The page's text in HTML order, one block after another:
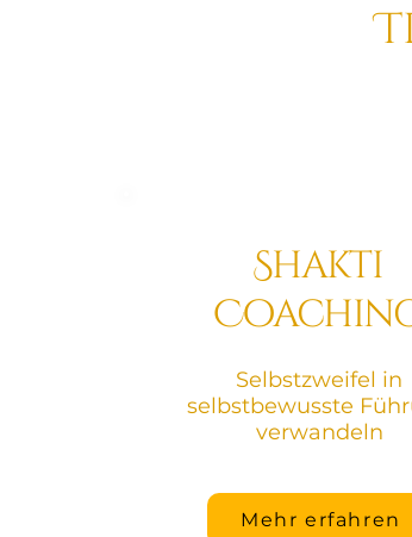
Shakti
Selbstzweifel in
selbstbewusste
verwandeln
Mehr erfahren